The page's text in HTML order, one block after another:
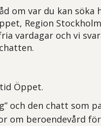
om var du kan söka
Region
vardagar och vi
Öppet.
och den chatt som
om beroendevård